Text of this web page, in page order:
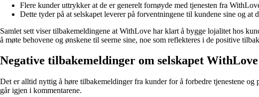
Flere kunder uttrykker at de er generelt fornøyde med tjenesten fra
Dette tyder på at selskapet leverer på forventningene til kundene sine og at
Samlet sett viser tilbakemeldingene at WithLove har klart å bygge lojalitet hos
å møte behovene og ønskene til seerne sine, noe som reflekteres i de positive
Negative tilbakemeldinger om selskapet WithLove
Det er alltid nyttig å høre tilbakemeldinger fra kunder for å forbedre tjenestene
går igjen i kommentarene.